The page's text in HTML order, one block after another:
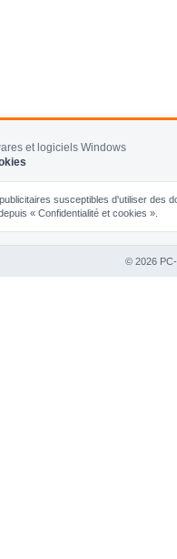
et logiciels Windows
susceptibles d'utiliser
« Confidentialité et cookies ».
© 2026